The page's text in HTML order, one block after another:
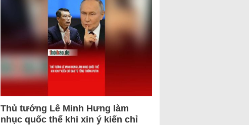
Thủ tướng Lê Minh Hưng làm
nhục quốc thể khi xin ý kiến chỉ